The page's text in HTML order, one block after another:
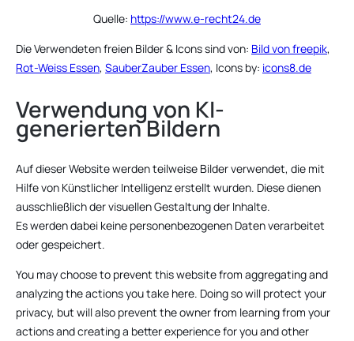
Quelle: https://www.e-recht24.de
Die Verwendeten freien Bilder & Icons sind von: Bild von freepik,
Rot-Weiss Essen, SauberZauber Essen, Icons by: icons8.de
Verwendung von KI-
generierten Bildern
Auf dieser Website werden teilweise Bilder verwendet, die mit
Hilfe von Künstlicher Intelligenz erstellt wurden. Diese dienen
ausschließlich der visuellen Gestaltung der Inhalte.
Es werden dabei keine personenbezogenen Daten verarbeitet
oder gespeichert.
You may choose to prevent this website from aggregating and
analyzing the actions you take here. Doing so will protect your
privacy, but will also prevent the owner from learning from your
actions and creating a better experience for you and other